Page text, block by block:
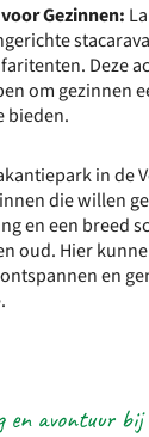
Gezinnen:
Deze
om gezinnen
bieden.
in de
die willen
en een breed
oud. Hier
en
en avontuur bij